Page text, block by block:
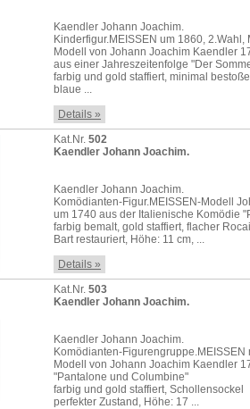
Kaendler Johann Joachim.
Kinderfigur.MEISSEN um 1860, 2.Wahl,
Modell von Johann Joachim Kaendler
aus einer Jahreszeitenfolge "Der
farbig und gold staffiert, minimal
blaue ...
Details »
Kat.Nr. 502
Kaendler Johann Joachim.
Kaendler Johann Joachim.
Komödianten-Figur.MEISSEN-Modell
um 1740 aus der Italienische Komödie
farbig bemalt, gold staffiert, flacher
Bart restauriert, Höhe: 11 cm, ...
Details »
Kat.Nr. 503
Kaendler Johann Joachim.
Kaendler Johann Joachim.
Komödianten-Figurengruppe.MEISSEN
Modell von Johann Joachim Kaendler
"Pantalone und Columbine"
farbig und gold staffiert, Schollensockel
perfekter Zustand, Höhe: 17 ...